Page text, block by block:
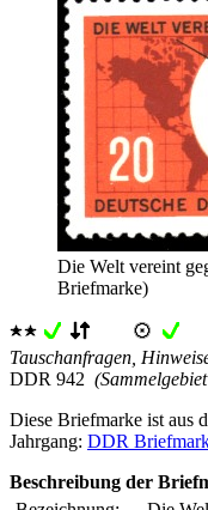
Die Welt vereint
Briefmarke)
Tauschanfragen,
DDR 942
Diese Briefmarke ist aus
Jahrgang: DDR
Beschreibung der